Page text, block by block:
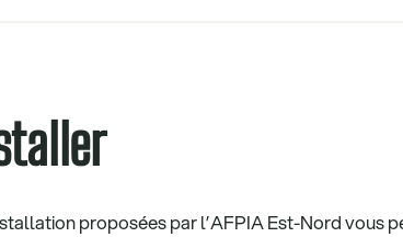
proposées par l’AFPIA Est-Nord vous